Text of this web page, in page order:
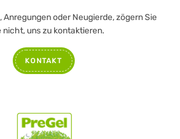
Anregungen oder Neugierde, zögern Sie
nicht, uns zu kontaktieren.
KONTAKT